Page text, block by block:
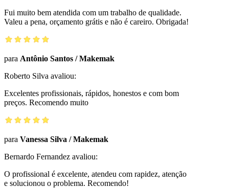
Fui muito bem atendida com um trabalho de qualidade.
Valeu a pena, orçamento grátis e não é careiro. Obrigada!
para Antônio Santos /Makemak
Roberto Silva avaliou:
Excelentes profissionais, rápidos, honestos e com bom
preços. Recomendo muito
para Vanessa Silva /Makemak
Bernardo Fernandez avaliou:
O profissional é excelente, atendeu com rapidez, atenção
e solucionou o problema. Recomendo!